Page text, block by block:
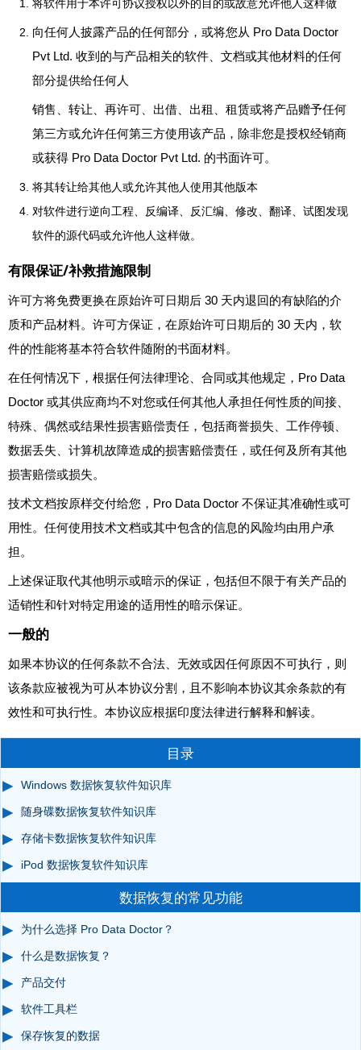
将软件用于本许可协议授权以外的目的或故意允许他人这样做
向任何人披露产品的任何部分，或将您从 Pro Data Doctor
Pvt Ltd. 收到的与产品相关的软件、文档或其他材料的任何
部分提供给任何人
销售、转让、再许可、出借、出租、租赁或将产品赠予任何
第三方或允许任何第三方使用该产品，除非您是授权经销商
或获得 Pro Data Doctor Pvt Ltd. 的书面许可。
将其转让给其他人或允许其他人使用其他版本
对软件进行逆向工程、反编译、反汇编、修改、翻译、试图发现
软件的源代码或允许他人这样做。
有限保证/补救措施限制
许可方将免费更换在原始许可日期后 30 天内退回的有缺陷的介
质和产品材料。许可方保证，在原始许可日期后的 30 天内，软
件的性能将基本符合软件随附的书面材料。
在任何情况下，根据任何法律理论、合同或其他规定，Pro Data
Doctor 或其供应商均不对您或任何其他人承担任何性质的间接、
特殊、偶然或结果性损害赔偿责任，包括商誉损失、工作停顿、
数据丢失、计算机故障造成的损害赔偿责任，或任何及所有其他
损害赔偿或损失。
技术文档按原样交付给您，Pro Data Doctor 不保证其准确性或可
用性。任何使用技术文档或其中包含的信息的风险均由用户承
担。
上述保证取代其他明示或暗示的保证，包括但不限于有关产品的
适销性和针对特定用途的适用性的暗示保证。
一般的
如果本协议的任何条款不合法、无效或因任何原因不可执行，则
该条款应被视为可从本协议分割，且不影响本协议其余条款的有
效性和可执行性。本协议应根据印度法律进行解释和解读。
目录
Windows 数据恢复软件知识库
随身碟数据恢复软件知识库
存储卡数据恢复软件知识库
iPod 数据恢复软件知识库
数据恢复的常见功能
为什么选择 Pro Data Doctor？
什么是数据恢复？
产品交付
软件工具栏
保存恢复的数据